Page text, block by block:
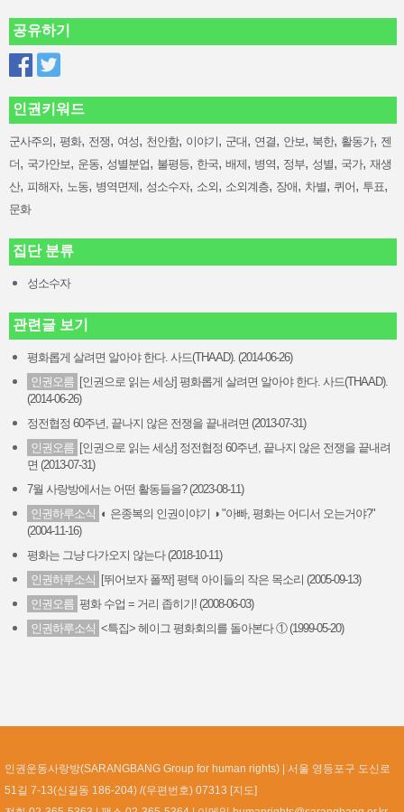
공유하기
인권키워드
군사주의, 평화, 전쟁, 여성, 천안함, 이야기, 군대, 연결, 안보, 북한, 활동가, 젠
더, 국가안보, 운동, 성별분업, 불평등, 한국, 배제, 병역, 정부, 성별, 국가, 재생
산, 피해자, 노동, 병역면제, 성소수자, 소외, 소외계층, 장애, 차별, 퀴어, 투표,
문화
집단 분류
성소수자
관련글 보기
평화롭게 살려면 알아야 한다. 사드(THAAD). (2014-06-26)
인권오름 [인권으로 읽는 세상] 평화롭게 살려면 알아야 한다. 사드(THAAD).
(2014-06-26)
정전협정 60주년, 끝나지 않은 전쟁을 끝내려면 (2013-07-31)
인권오름 [인권으로 읽는 세상] 정전협정 60주년, 끝나지 않은 전쟁을 끝내려
면 (2013-07-31)
7월 사랑방에서는 어떤 활동들을? (2023-08-11)
인권하루소식 ◐ 은종복의 인권이야기 ◑ "아빠, 평화는 어디서 오는거야?"
(2004-11-16)
평화는 그냥 다가오지 않는다 (2018-10-11)
인권하루소식 [뛰어보자 폴짝] 평택 아이들의 작은 목소리 (2005-09-13)
인권오름 평화 수업 = 거리 좁히기! (2008-06-03)
인권하루소식 <특집> 헤이그 평화회의를 돌아본다 ① (1999-05-20)
인권운동사랑방(SARANGBANG Group for human rights)
서울 영등포구 도신로
51길 7-13(신길동 186-204) /(우편번호) 07313 [지도]